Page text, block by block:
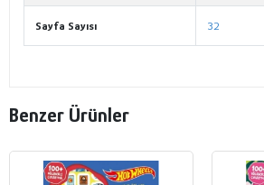
Sayfa Sayısı 32
Benzer Ürünler